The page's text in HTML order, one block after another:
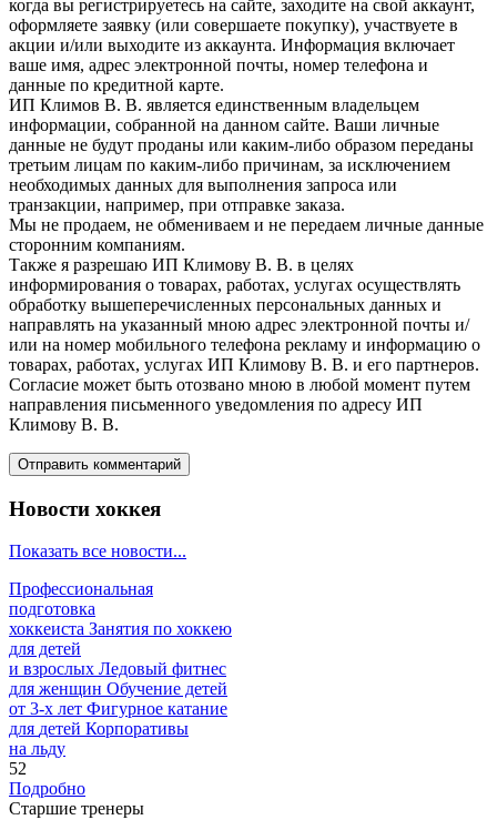
когда вы регистрируетесь на сайте, заходите на свой аккаунт,
оформляете заявку (или совершаете покупку), участвуете в
акции и/или выходите из аккаунта. Информация включает
ваше имя, адрес электронной почты, номер телефона и
данные по кредитной карте.
ИП Климов В. В. является единственным владельцем
информации, собранной на данном сайте. Ваши личные
данные не будут проданы или каким-либо образом переданы
третьим лицам по каким-либо причинам, за исключением
необходимых данных для выполнения запроса или
транзакции, например, при отправке заказа.
Мы не продаем, не обмениваем и не передаем личные данные
сторонним компаниям.
Также я разрешаю ИП Климову В. В. в целях
информирования о товарах, работах, услугах осуществлять
обработку вышеперечисленных персональных данных и
направлять на указанный мною адрес электронной почты и/
или на номер мобильного телефона рекламу и информацию о
товарах, работах, услугах ИП Климову В. В. и его партнеров.
Согласие может быть отозвано мною в любой момент путем
направления письменного уведомления по адресу ИП
Климову В. В.
Новости хоккея
Показать все новости...
Профессиональная
подготовка
хоккеиста Занятия по хоккею
для детей
и взрослых Ледовый фитнес
для женщин Обучение детей
от 3-х лет Фигурное катание
для детей Корпоративы
на льду
52
Подробно
Старшие тренеры